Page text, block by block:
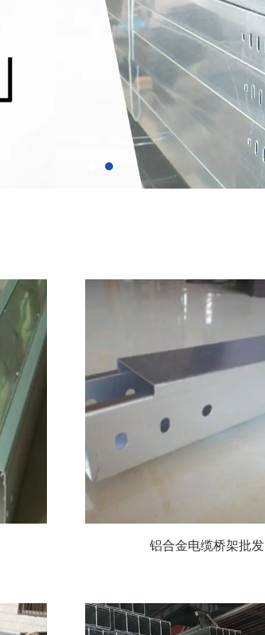
铝合金电缆桥架批发